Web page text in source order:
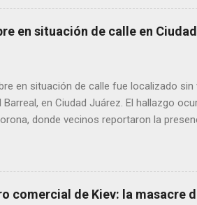
y del senador Adán Augusto López,
de alta circulación informativa, se ha
de dos medios locales de Delicias a
y pregun...
en situación de calle en
en situación de calle fue localizado
Barreal, en Ciudad Juárez. El hallazgo
donde vecinos reportaron la
que el hombre solía pernoctar en
comercial de Kiev: la masacre